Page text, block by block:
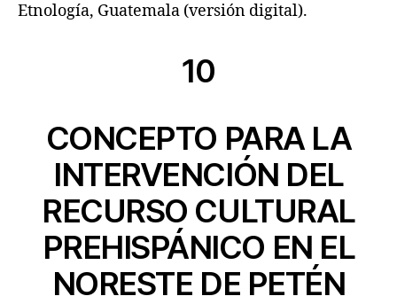
Etnología, Guatemala (versión digital).
10
CONCEPTO PARA LA
INTERVENCIÓN DEL
RECURSO CULTURAL
PREHISPÁNICO EN EL
NORESTE DE PETÉN